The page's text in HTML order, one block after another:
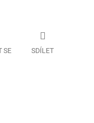
SE SDÍLET